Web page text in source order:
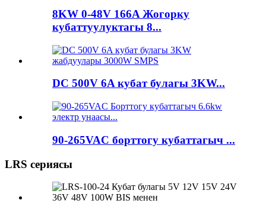
8KW 0-48V 166A Жогорку
кубаттуулуктагы 8...
DC 500V 6A кубат булагы 3KW...
90-265VAC борттогу кубаттагыч ...
LRS сериясы